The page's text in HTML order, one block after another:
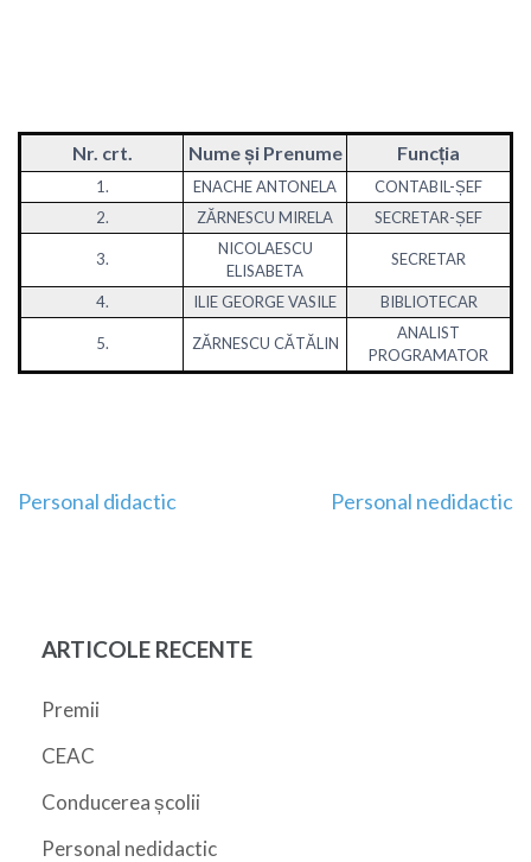
Nr. crt. Nume și Prenume Funcția
1. ENACHE ANTONELA
CONTABIL-ȘEF
2.
ZĂRNESCU MIRELA SECRETAR-ȘEF
3.
NICOLAESCU
ELISABETA
SECRETAR
4. ILIE GEORGE VASILE BIBLIOTECAR
5. ZĂRNESCU CĂTĂLIN
ANALIST
PROGRAMATOR
Navigare
Personal didactic Personal nedidactic
ARTICOLE RECENTE
Premii
CEAC
Conducerea școlii
Personal nedidactic